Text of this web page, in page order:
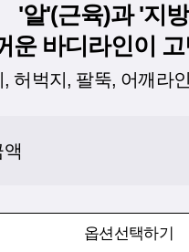
'알'(근육)과 '지
운 바디라인이
허벅지, 팔뚝, 어깨라
옵션선택하기